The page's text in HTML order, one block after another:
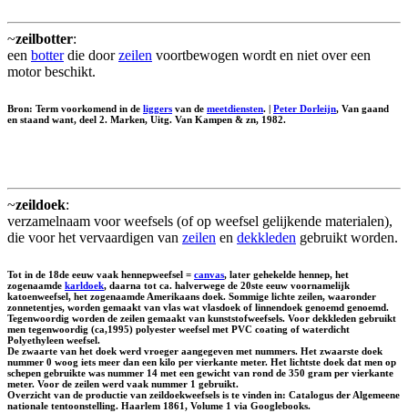
~zeilbotter:
een botterdie doorzeilen voortbewogen wordt en niet over een
motor beschikt.
Bron: Term voorkomend in de liggers van de meetdiensten. | Peter Dorleijn, Van gaand
en staand want, deel 2. Marken, Uitg. Van Kampen & zn, 1982.
~zeildoek:
verzamelnaam voor weefsels (of op weefsel gelijkende materialen),
die voor het vervaardigen van zeilen en dekkleden gebruikt worden.
Tot in de 18de eeuw vaak hennepweefsel = canvas, later gehekelde hennep, het
zogenaamde karldoek, daarna tot ca. halverwege de 20ste eeuw voornamelijk
katoenweefsel, het zogenaamde Amerikaans doek. Sommige lichte zeilen, waaronder
zonnetentjes, worden gemaakt van vlas wat vlasdoek of linnendoek genoemd genoemd.
Tegenwoordig worden de zeilen gemaakt van kunststofweefsels. Voor dekkleden gebruikt
men tegenwoordig (ca,1995) polyester weefsel met PVC coating of waterdicht
Polyethyleen weefsel.
De zwaarte van het doek werd vroeger aangegeven met nummers. Het zwaarste doek
nummer 0 woog iets meer dan een kilo per vierkante meter. Het lichtste doek dat men op
schepen gebruikte was nummer 14 met een gewicht van rond de 350 gram per vierkante
meter. Voor de zeilen werd vaak nummer 1 gebruikt.
Overzicht van de productie van zeildoekweefsels is te vinden in: Catalogus der Algemeene
nationale tentoonstelling. Haarlem 1861, Volume 1 via Googlebooks.